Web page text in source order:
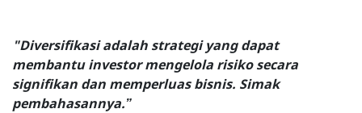
"Diversifikasi adalah strategi yang dapat
membantu investor mengelola risiko secara
signifikan dan memperluas bisnis. Simak
pembahasannya.”